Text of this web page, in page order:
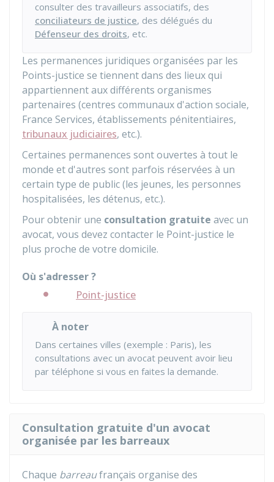
consulter des travailleurs associatifs, des
conciliateurs de justice, des délégués du
Défenseur des droits, etc.
Les permanences juridiques organisées par les
Points-justice se tiennent dans des lieux qui
appartiennent aux différents organismes
partenaires (centres communaux d'action sociale,
France Services, établissements pénitentiaires,
tribunaux judiciaires, etc.).
Certaines permanences sont ouvertes à tout le
monde et d'autres sont parfois réservées à un
certain type de public (les jeunes, les personnes
hospitalisées, les détenus, etc.).
Pour obtenir une consultation gratuite avec un
avocat, vous devez contacter le Point-justice le
plus proche de votre domicile.
Où s'adresser ?
Point-justice
À noter
Dans certaines villes (exemple : Paris), les
consultations avec un avocat peuvent avoir lieu
par téléphone si vous en faites la demande.
Consultation gratuite d'un avocat
organisée par les barreaux
Chaque barreaufrançais organise des